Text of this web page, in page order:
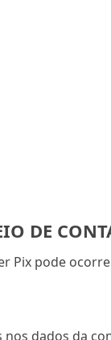
DE
Pix pode
dados da